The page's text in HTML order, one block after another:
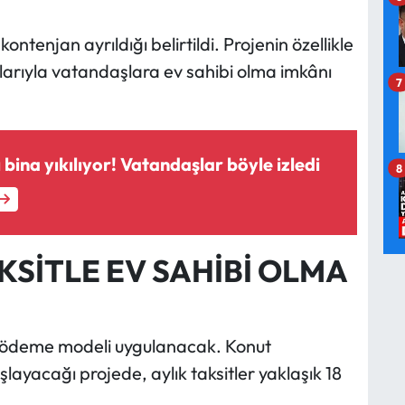
ayrıldığı belirtildi. Projenin özellikle
vatandaşlara ev sahibi olma imkânı
bina yıkılıyor! Vatandaşlar böyle izledi
EV SAHİBİ OLMA
ödeme modeli uygulanacak. Konut
projede, aylık taksitler yaklaşık 18
7
8